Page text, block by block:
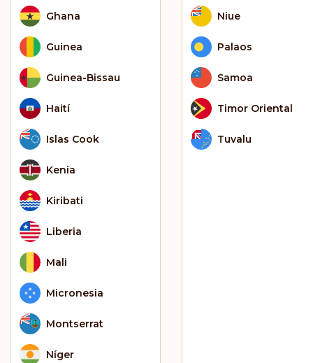
Ghana
Guinea
Guinea-Bissau
Haití
Islas Cook
Kenia
Kiribati
Liberia
Mali
Micronesia
Montserrat
Níger
Niue
Palaos
Samoa
Timor Oriental
Tuvalu